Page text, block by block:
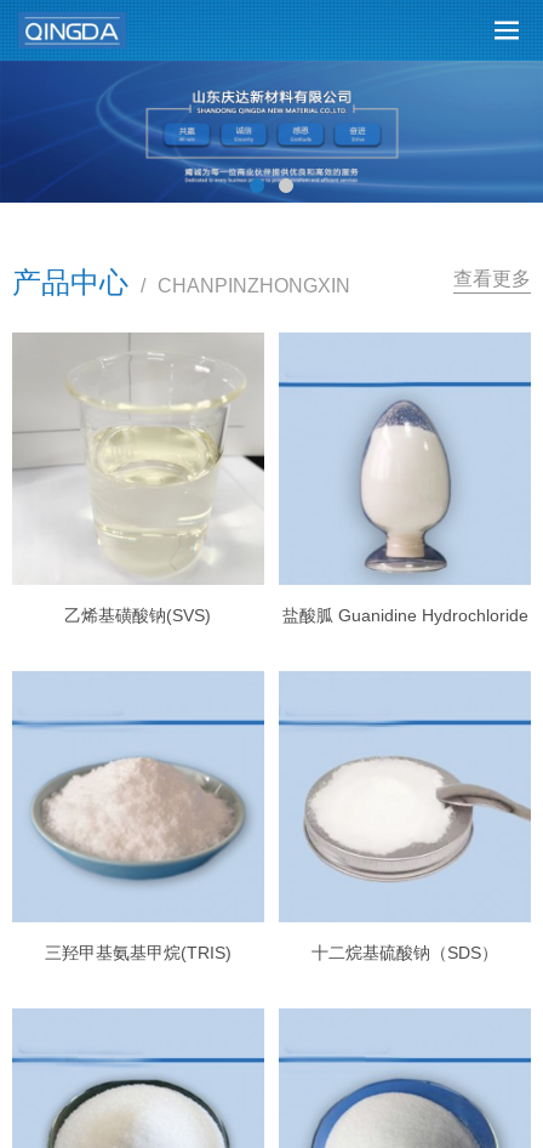
产品中心 / CHANPINZHONGXIN 查看更多
乙烯基磺酸钠(SVS) 盐酸胍 Guanidine Hydrochloride
三羟甲基氨基甲烷(TRIS) 十二烷基硫酸钠（SDS）